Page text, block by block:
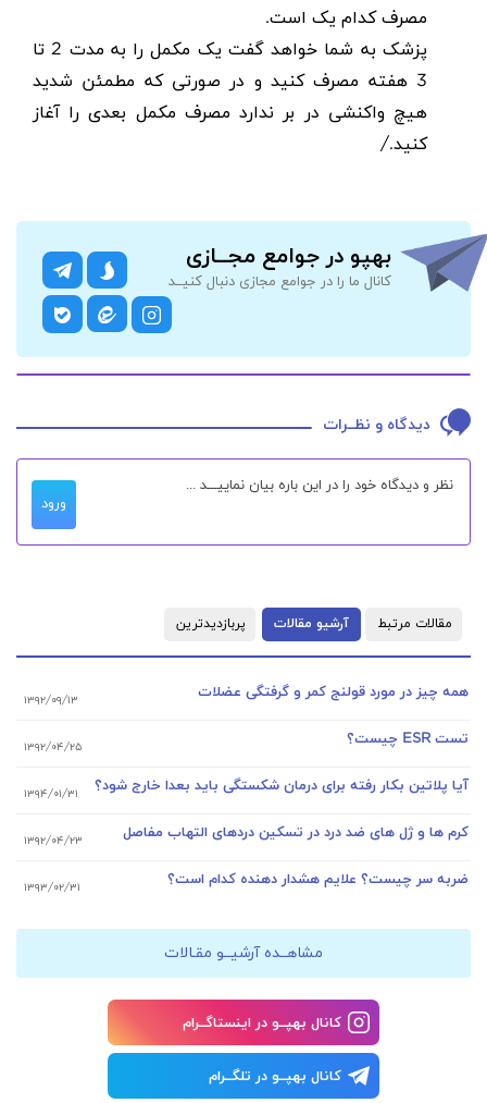
مصرف کدام یک است.
پزشک به شما خواهد گفت یک مکمل را به مدت 2 تا
3 هفته مصرف کنید و در صورتی که مطمئن شدید
هیچ واکنشی در بر ندارد مصرف مکمل بعدی را آغاز
کنید./
بهپو در جوامع مجــازی
کانال ما را در جوامع مجازی دنبال کنیــد
دیدگاه و نظــرات
ورود
مقالات مرتبط آرشیو مقالات پربازدیدترین
همه چیز در مورد قولنج کمر و گرفتگی عضلات ۱۳۹۲/۰۹/۱۳
تست ESR چیست؟ ۱۳۹۲/۰۴/۲۵
آیا پلاتین بکار رفته برای درمان شکستگی باید بعدا خارج شود؟ ۱۳۹۴/۰۱/۳۱
کرم ها و ژل های ضد درد در تسکین دردهای التهاب مفاصل ۱۳۹۲/۰۴/۲۳
ضربه سر چیست؟ علایم هشدار دهنده کدام است؟ ۱۳۹۳/۰۲/۳۱
مشاهــده آرشیــو مقـالات
کانال بهپــو در اینستاگــرام
کانال بهپــو در تلگــرام